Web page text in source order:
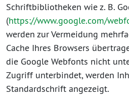
Schriftbibliotheken wie z. B.
(https://www.google.com/
werden zur Vermeidung
Cache Ihres Browsers
die Google Webfonts nicht
Zugriff unterbindet, werden
Standardschrift angezeigt.